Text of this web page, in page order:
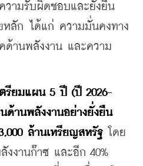
วามรับผิดชอบและยั่งยืน
หลัก ได้แก่ ความมั่นคงทาง
ด้านพลังงาน และความ
รียมแผน 5 ปี (ปี 2026-
ด้านพลังงานอย่างยั่งยืน
ล้านเหรียญสหรัฐ
โดย
งงานก๊าซ และอีก 40%